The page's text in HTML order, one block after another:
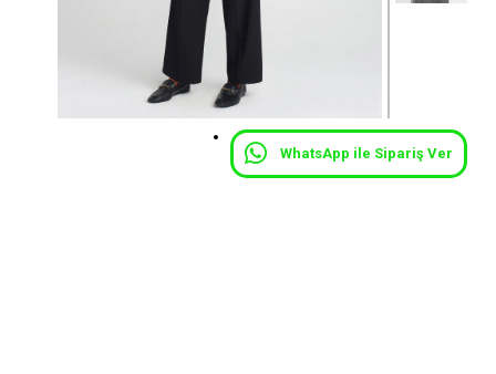
WhatsApp ile Sipariş Ver